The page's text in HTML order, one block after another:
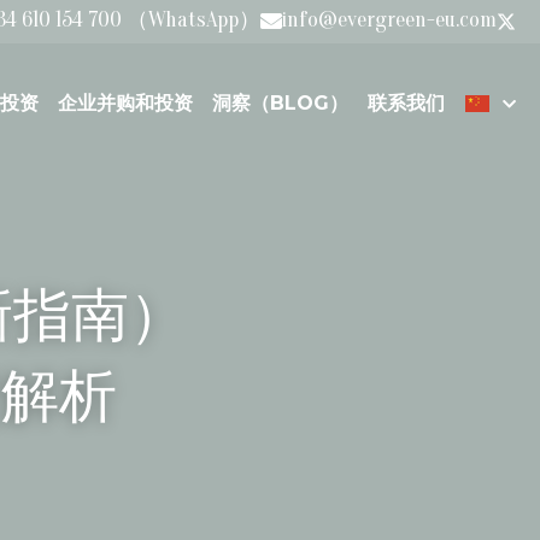
610 154 700 （WhatsApp） info@evergreen-eu.com
资 企业并购和投资 洞察（BLOG） 联系我们
南）
析